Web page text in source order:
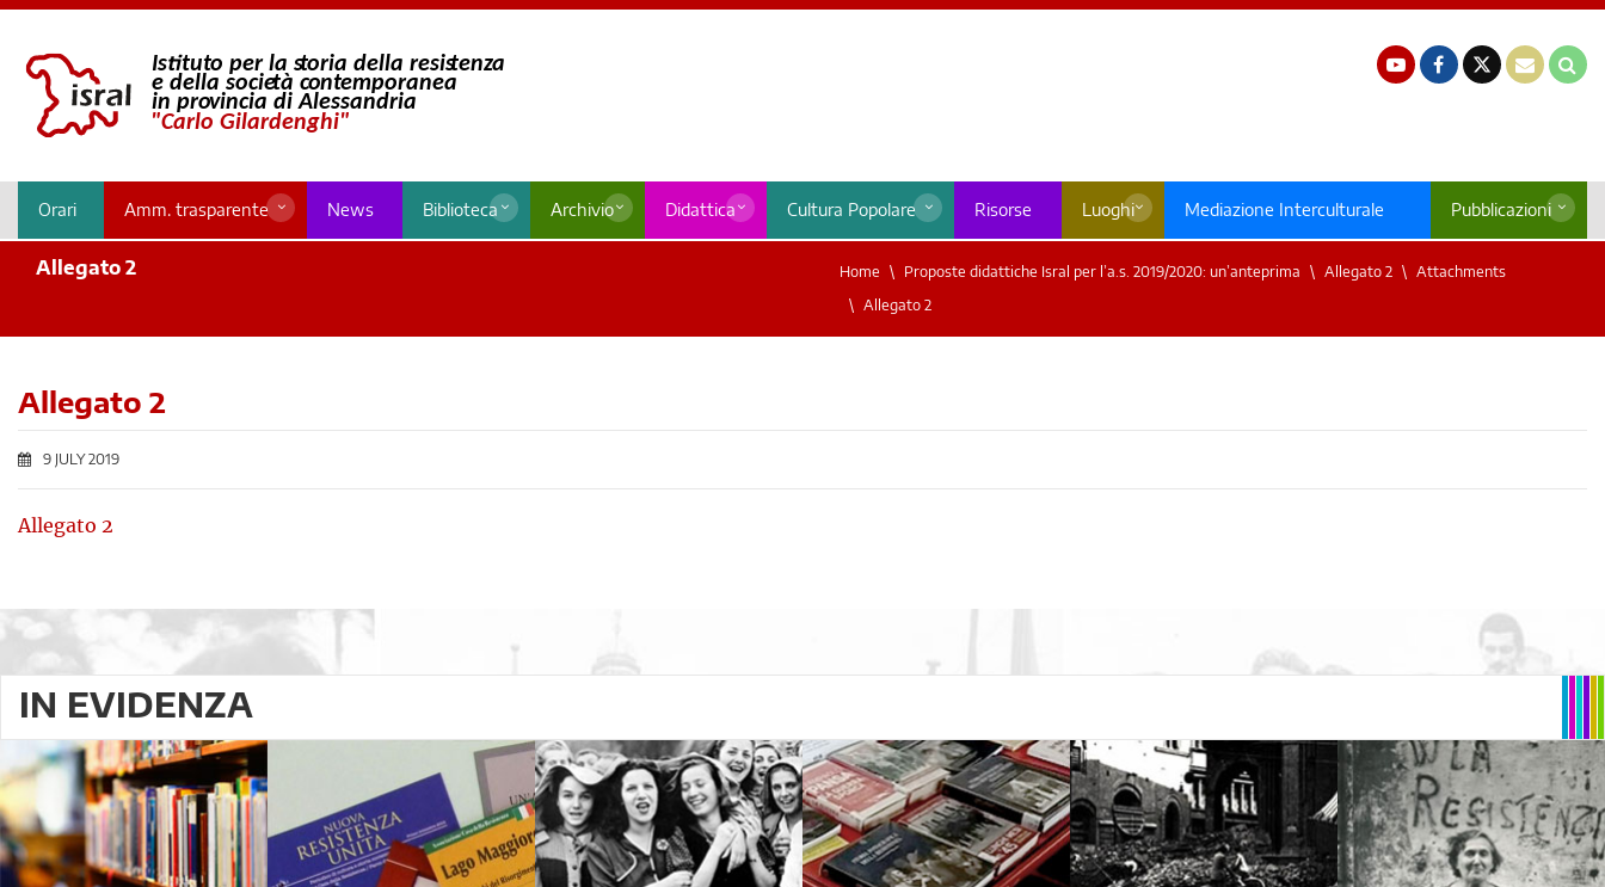
Orari Amm. trasparente News Biblioteca Archivio Didattica Cultura Popolare Risorse Luoghi Mediazione Interculturale Pubblicazioni
Allegato 2 Home Proposte didattiche Isral per l’a.s. 2019/2020: un’anteprima Allegato 2
Attachments
Allegato 2
Allegato 2
9 JULY 2019
Allegato 2
IN EVIDENZA